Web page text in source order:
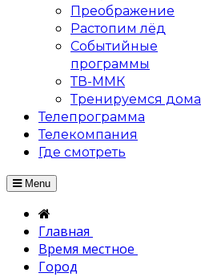
Преображение
Растопим лёд
Событийные
программы
ТВ-ММК
Тренируемся дома
Телепрограмма
Телекомпания
Где смотреть
Menu
Главная
Время местное
Город